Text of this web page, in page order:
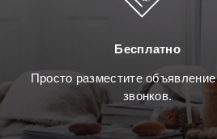
Бесплатно
Просто разместите
звонков.